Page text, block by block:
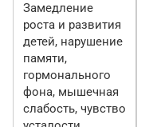
Замедление
роста и развития
детей, нарушение
памяти,
гормонального
фона, мышечная
слабость, чувство